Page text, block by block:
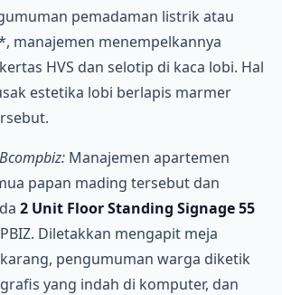
pemadaman listrik atau
manajemen menempelkannya
HVS dan selotip di kaca lobi. Hal
estetika lobi berlapis marmer
Manajemen apartemen
papan mading tersebut dan
2 Unit Floor Standing Signage 55
Diletakkan mengapit meja
pengumuman warga diketik
yang indah di komputer, dan